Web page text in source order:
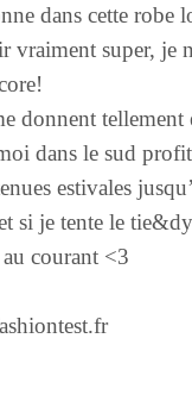
dans cette robe
vraiment super, je
donnent tellement
dans le sud
estivales
si je tente le
courant <3